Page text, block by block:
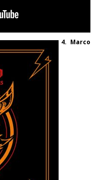
4. Marco